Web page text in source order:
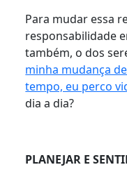
Para mudar essa
responsabilidade
também, o dos
minha mudança
tempo, eu perco
dia a dia?
PLANEJAR E